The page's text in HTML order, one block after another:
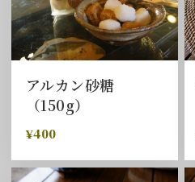
アルカン砂糖
（150g）
¥400